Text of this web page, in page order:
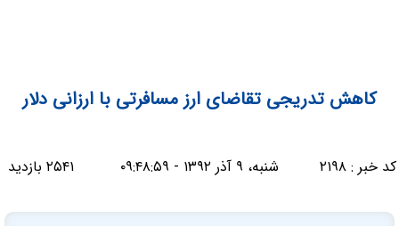
کاهش تدریجی تقاضای ارز مسافرتی با ارزانی دلار
کد خبر : ۲۱۹۸ شنبه، ۹ آذر ۱۳۹۲ - ۰۹:۴۸:۵۹ ۲۵۴۱ بازدید